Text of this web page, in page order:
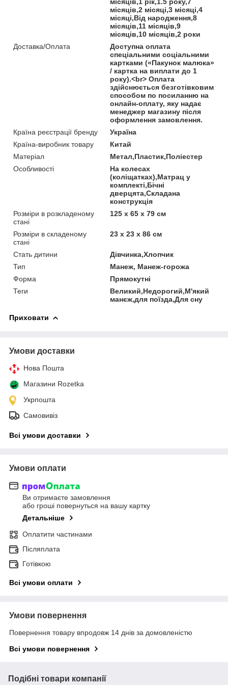
місяців,2 місяці,3 місяці,4
місяці,Від народження,8
місяців,11 місяців,9
місяців,10 місяців,2 роки
Доставка/Оплата
Доступна оплата
спеціальними соціальними
картками («Пакунок малюка»
/ картка на виплати до 1
року).<br> Оплата
здійснюється безготівковим
способом по посиланню на
онлайн-оплату, яку надає
менеджер магазину після
оформлення замовлення.
Країна реєстрації бренду
Україна
Країна-виробник товару
Китай
Матеріал
Метал,Пластик,Поліестер
Особливості
На колесах
(коліщатках),Матрац у
комплекті,Бічні
дверцята,Складана
конструкція
Розміри в розкладеному
стані
125 х 65 х 79 см
Розміри в складеному
стані
23 х 23 х 86 см
Стать дитини
Дівчинка,Хлопчик
Тип
Манеж, Манеж-горожа
Форма
Прямокутні
Теги
Великий,Недорогий,М'який
манєж,для поїзда,Для сну
Приховати
Умови доставки
Нова Пошта
Магазини Rozetka
Укрпошта
Самовивіз
Всі умови доставки
Умови оплати
Ви отримаєте замовлення
або гроші повернуться на вашу картку
Детальніше
Оплатити частинами
Післяплата
Готівкою
Всі умови оплати
Умови повернення
Повернення товару впродовж 14 днів за домовленістю
Всі умови повернення
Подібні товари компанії